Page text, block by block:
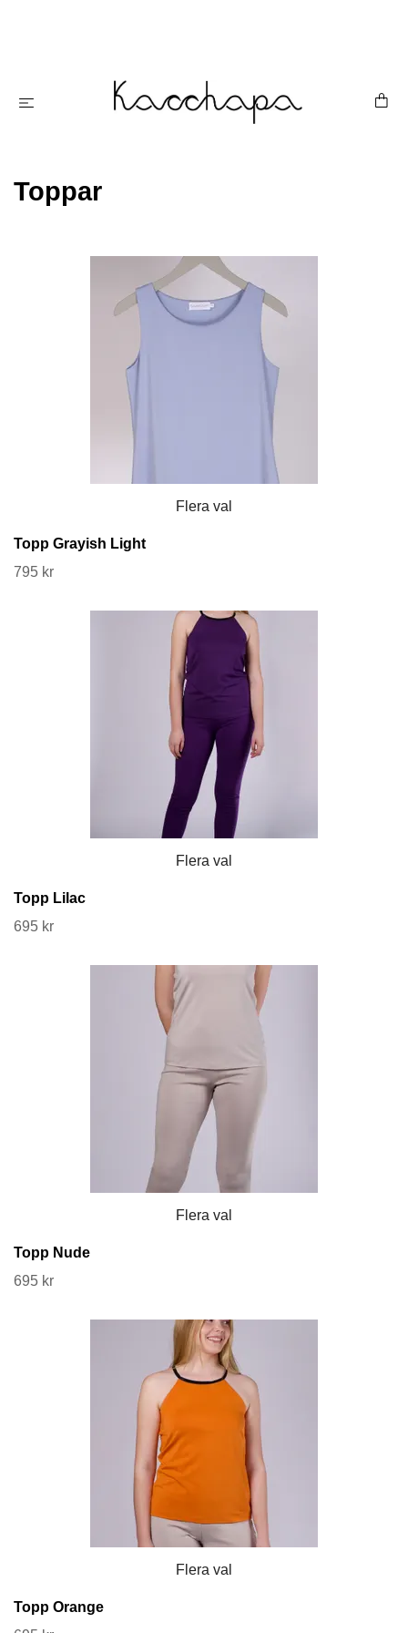
Toppar
Flera val
Topp Grayish Light
795 kr
Flera val
Topp Lilac
695 kr
Flera val
Topp Nude
695 kr
Flera val
Topp Orange